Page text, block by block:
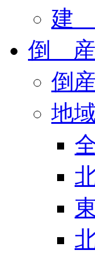
建
倒 産
倒
地